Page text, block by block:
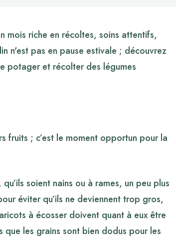
mois riche en récoltes, soins attentifs,
n'est pas en pause estivale ; découvrez
potager et récolter des légumes
fruits ; c’est le moment opportun pour la
soient nains ou à rames, un peu plus
éviter qu’ils ne deviennent trop gros,
à écosser doivent quant à eux être
les grains sont bien dodus pour les